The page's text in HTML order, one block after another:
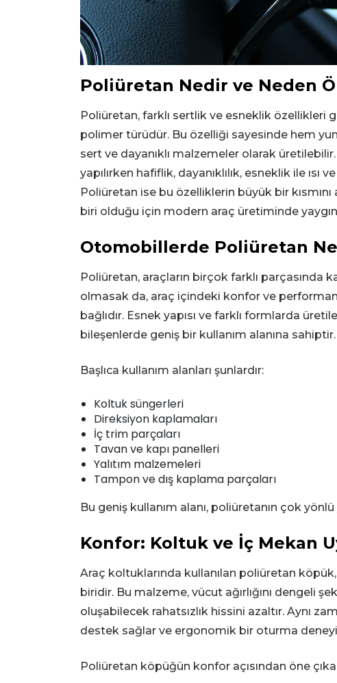
Poliüretan Nedir ve Neden
Poliüretan, farklı sertlik ve esneklik özellikleri
polimer türüdür. Bu özelliği sayesinde hem
sert ve dayanıklı malzemeler olarak
yapılırken hafiflik, dayanıklılık, esneklik ile ısı
Poliüretan ise bu özelliklerin büyük bir
biri olduğu için modern araç üretiminde
Otomobillerde Poliüretan
Poliüretan, araçların birçok farklı parçasında
olmasak da, araç içindeki konfor ve
bağlıdır. Esnek yapısı ve farklı formlarda
bileşenlerde geniş bir kullanım alanına sahiptir.
Başlıca kullanım alanları şunlardır:
Koltuk süngerleri
Direksiyon kaplamaları
İç trim parçaları
Tavan ve kapı panelleri
Yalıtım malzemeleri
Tampon ve dış kaplama parçaları
Bu geniş kullanım alanı, poliüretanın çok
Konfor: Koltuk ve İç Mekan
Araç koltuklarında kullanılan poliüretan
biridir. Bu malzeme, vücut ağırlığını dengeli
oluşabilecek rahatsızlık hissini azaltır. Aynı
destek sağlar ve ergonomik bir oturma
Poliüretan köpüğün konfor açısından öne